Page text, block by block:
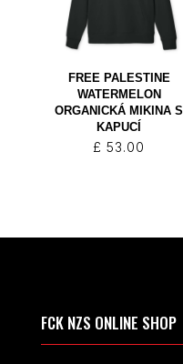
FREE PALESTINE
WATERMELON
ORGANICKÁ MIKINA S
KAPUCÍ
£ 53.00
FCK NZS ONLINE SHOP